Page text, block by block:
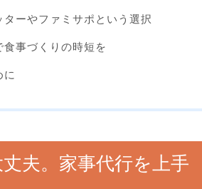
ーやファミサポという選択
事づくりの時短を
に
夫。家事代行を上手